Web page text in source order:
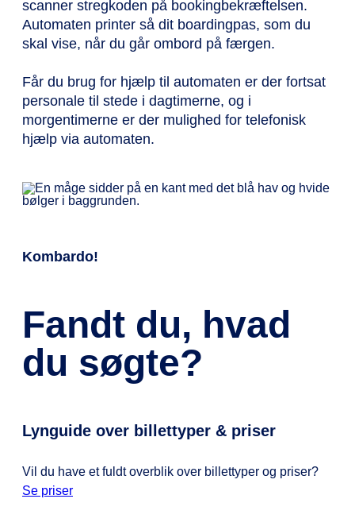
scanner stregkoden på bookingbekræftelsen.
Automaten printer så dit boardingpas, som du
skal vise, når du går ombord på færgen.
Får du brug for hjælp til automaten er der fortsat
personale til stede i dagtimerne, og i
morgentimerne er der mulighed for telefonisk
hjælp via automaten.
Kombardo!
Fandt du, hvad
du søgte?
Lynguide over billettyper & priser
Vil du have et fuldt overblik over billettyper og priser?
Se priser